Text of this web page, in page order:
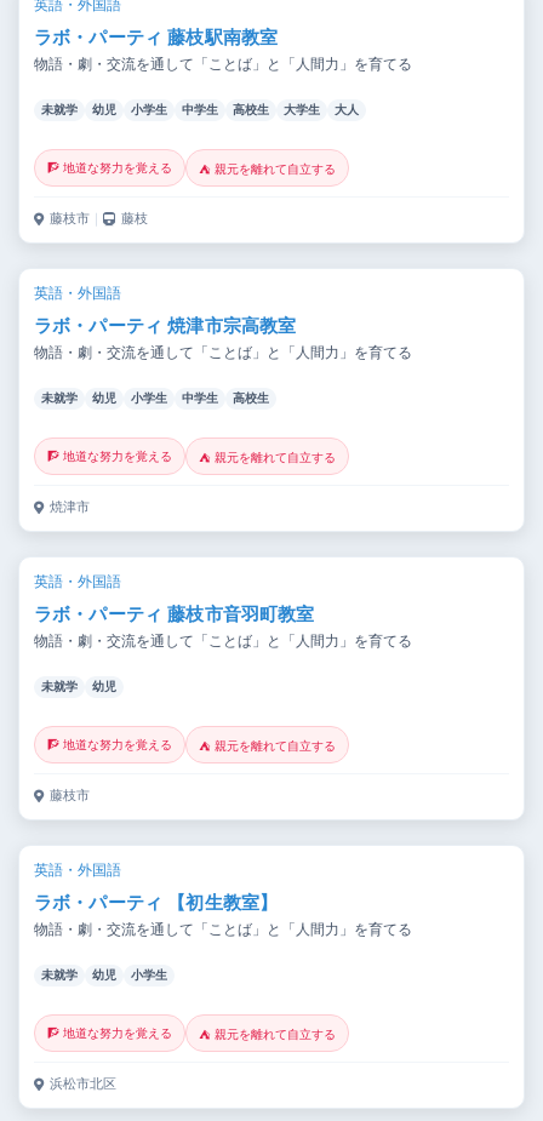
英語・外国語
ラボ・パーティ 藤枝駅南教室
物語・劇・交流を通して「ことば」と「人間力」を育てる
未就学 幼児 小学生 中学生 高校生 大学生 大人
🧗 地道な努力を覚える ⛺ 親元を離れて自立する
藤枝市 ｜ 藤枝
英語・外国語
ラボ・パーティ 焼津市宗高教室
物語・劇・交流を通して「ことば」と「人間力」を育てる
未就学 幼児 小学生 中学生 高校生
🧗 地道な努力を覚える ⛺ 親元を離れて自立する
焼津市
英語・外国語
ラボ・パーティ 藤枝市音羽町教室
物語・劇・交流を通して「ことば」と「人間力」を育てる
未就学 幼児
🧗 地道な努力を覚える ⛺ 親元を離れて自立する
藤枝市
英語・外国語
ラボ・パーティ 【初生教室】
物語・劇・交流を通して「ことば」と「人間力」を育てる
未就学 幼児 小学生
🧗 地道な努力を覚える ⛺ 親元を離れて自立する
浜松市北区